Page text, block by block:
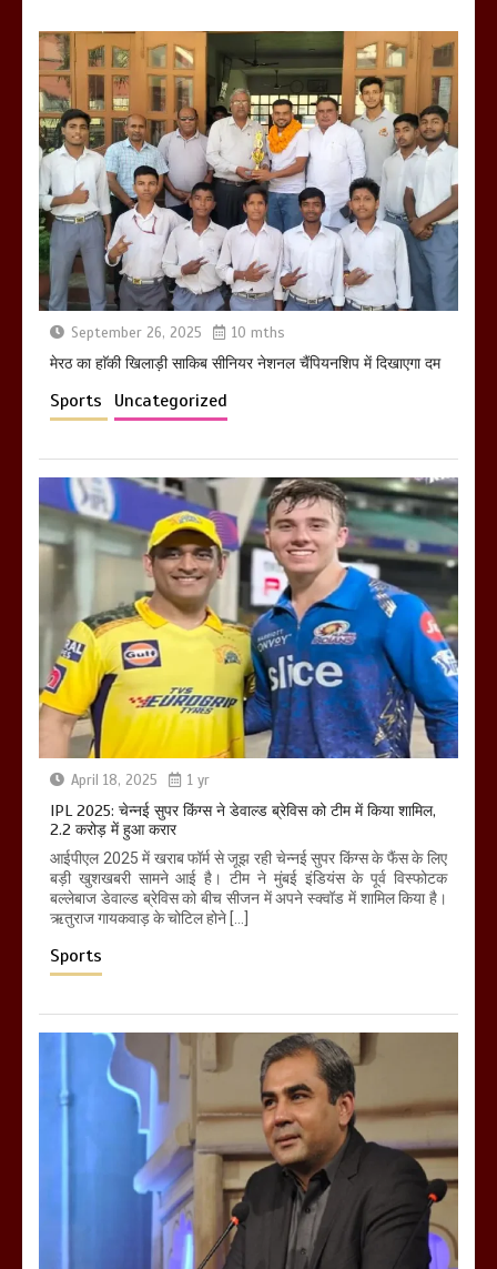
मेरठ सुराजकुंड शमशान घाट में चिता से अस्थि
उठाकर खाते कुत्ते का वीडियो इंटरनेट पर जमकर
हो रहा वायरल
March 6, 2025
होलिका रखने पर लात मार कर होलिका को किया
तहस नहस,मोहल्ले वालों के साथ की गई गाली
खराबा,
September 26, 2025 10 mths
मेरठ का हाॅकी खिलाड़ी साकिब सीनियर नेशनल चैंपियनशिप में दिखाएगा दम
Sports Uncategorized
April 18, 2025 1 yr
IPL 2025: चेन्नई सुपर किंग्स ने डेवाल्ड ब्रेविस को टीम में किया शामिल,
2.2 करोड़ में हुआ करार
आईपीएल 2025 में खराब फॉर्म से जूझ रही चेन्नई सुपर किंग्स के फैंस के लिए
बड़ी खुशखबरी सामने आई है। टीम ने मुंबई इंडियंस के पूर्व विस्फोटक
बल्लेबाज डेवाल्ड ब्रेविस को बीच सीजन में अपने स्क्वॉड में शामिल किया है।
ऋतुराज गायकवाड़ के चोटिल होने […]
Sports